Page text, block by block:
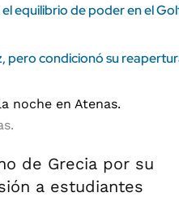
equilibrio de poder en el
pero condicionó su
de Grecia por su
a estudiantes